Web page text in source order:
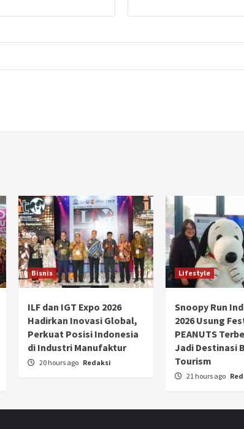
Bisnis
ILF dan IGT Expo 2026
Hadirkan Inovasi Global,
Perkuat Posisi Indonesia
di Industri Manufaktur
20 hours ago Redaksi
Lifestyle
Snoopy Run
2026 Usung
PEANUTS
Jadi Destinasi
Tourism
21 hours ago